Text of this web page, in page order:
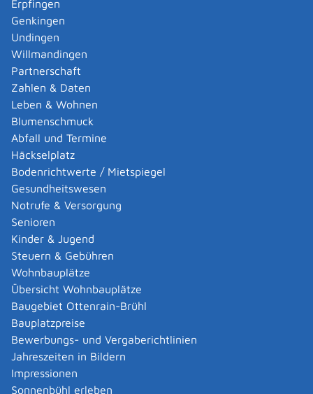
Erpfingen
Genkingen
Undingen
Willmandingen
Partnerschaft
Zahlen & Daten
Leben & Wohnen
Blumenschmuck
Abfall und Termine
Häckselplatz
Bodenrichtwerte / Mietspiegel
Gesundheitswesen
Notrufe & Versorgung
Senioren
Kinder & Jugend
Steuern & Gebühren
Wohnbauplätze
Übersicht Wohnbauplätze
Baugebiet Ottenrain-Brühl
Bauplatzpreise
Bewerbungs- und Vergaberichtlinien
Jahreszeiten in Bildern
Impressionen
Sonnenbühl erleben
Ärztin bei im Nicht-EU-Ausland (Drittstaat)
erworbener Berufsqualifikation
Antrag auf Erteilung der Approbation als
Zahnärztin/ Zahnarzt bei im EU-Ausland
erworbener Berufsqualifikation
Antrag auf Erteilung der Approbation als
Zahnärztin/ Zahnarzt bei im Nicht-EU-Ausland
(Drittstaat) erworbener Berufsqualifikation
Zuständige Stelle
Landesanerkennungsstelle für Gesundheitsberufe
(LAfG) im Regierungspräsidium Stuttgart
Referat 95 - Landesprüfungsamt für Medizin und
Pharmazie, Approbationswesen [Regierungspräsidium
Stuttgart]
Leistungsdetails
Voraussetzungen
Ausländischer Berufsabschluss als
Arzt oder Ärztin
Zahnarzt oder Zahnärztin